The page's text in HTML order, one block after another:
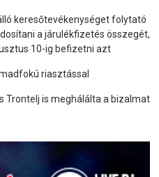
keresőtevékenységet folytató
a járulékfizetés összegét,
10-ig befizetni azt
riasztással
Trontelj is meghálálta a bizalmat